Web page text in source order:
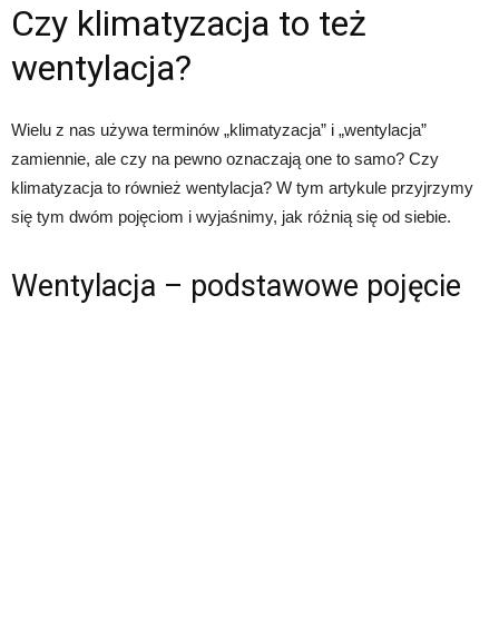
Czy klimatyzacja to też
wentylacja?
Wielu z nas używa terminów „klimatyzacja” i „wentylacja”
zamiennie, ale czy na pewno oznaczają one to samo? Czy
klimatyzacja to również wentylacja? W tym artykule przyjrzymy
się tym dwóm pojęciom i wyjaśnimy, jak różnią się od siebie.
Wentylacja – podstawowe pojęcie